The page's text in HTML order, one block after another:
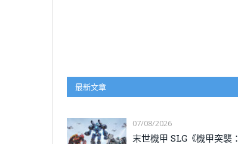
最新文章
07/08/2026
末世機甲 SLG《機甲突襲：